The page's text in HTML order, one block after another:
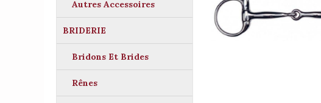
Autres Accessoires
BRIDERIE
Bridons Et Brides
Rênes